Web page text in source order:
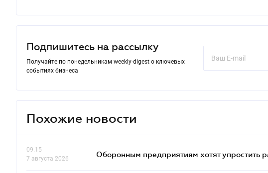
Подпишитесь на рассылку
Получайте по понедельникам weekly-digest о ключевых
событиях бизнеса
Похожие новости
09.15
7 августа 2026
Оборонным предприятиям хотят упростить